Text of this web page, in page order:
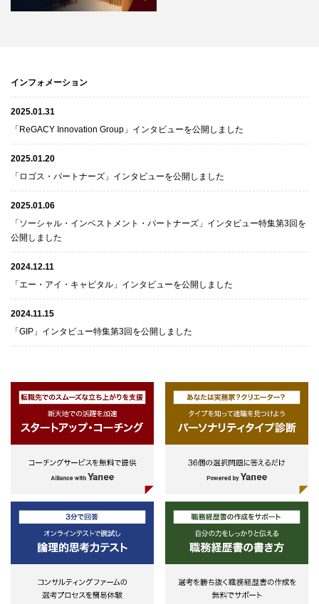
インフォメーション
2025.01.31
「ReGACY Innovation Group」インタビューを公開しました
2025.01.20
「ロゴス・パートナーズ」インタビューを公開しました
2025.01.06
「ソーシャル・インベストメント・パートナーズ」インタビュー特集第3回を
公開しました
2024.12.11
「エー・アイ・キャピタル」インタビューを公開しました
2024.11.15
「GIP」インタビュー特集第3回を公開しました